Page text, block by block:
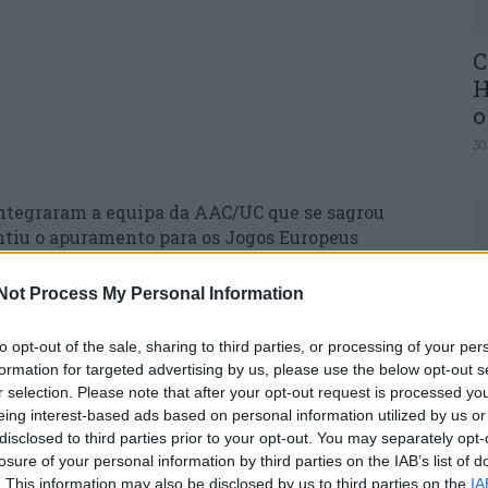
Process My Personal Information
opt-out of the sale, sharing to third parties, or processing of your
for targeted advertising by us, please use the below opt-out
selection. Please note that after your opt-out request is processed
interest-based ads based on personal information utilized by us
to third parties prior to your opt-out. You may separately
of your personal information by third parties on the IAB’s list of
This information may also be disclosed by us to third parties on the
a equipa da AAC/UC que se sagrou
o apuramento para os Jogos Europeus
de um Voto de Reconhecimento aos
do Rugby Clube da Lousã, que integraram
Sevens Masculino, realizado nos dias 24
um feito desportivo de elevado mérito,